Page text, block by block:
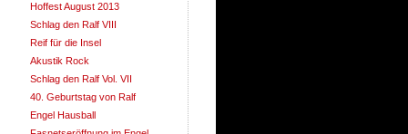
Hoffest August 2013
Schlag den Ralf VIII
Reif für die Insel
Akustik Rock
Schlag den Ralf Vol. VII
40. Geburtstag von Ralf
Engel Hausball